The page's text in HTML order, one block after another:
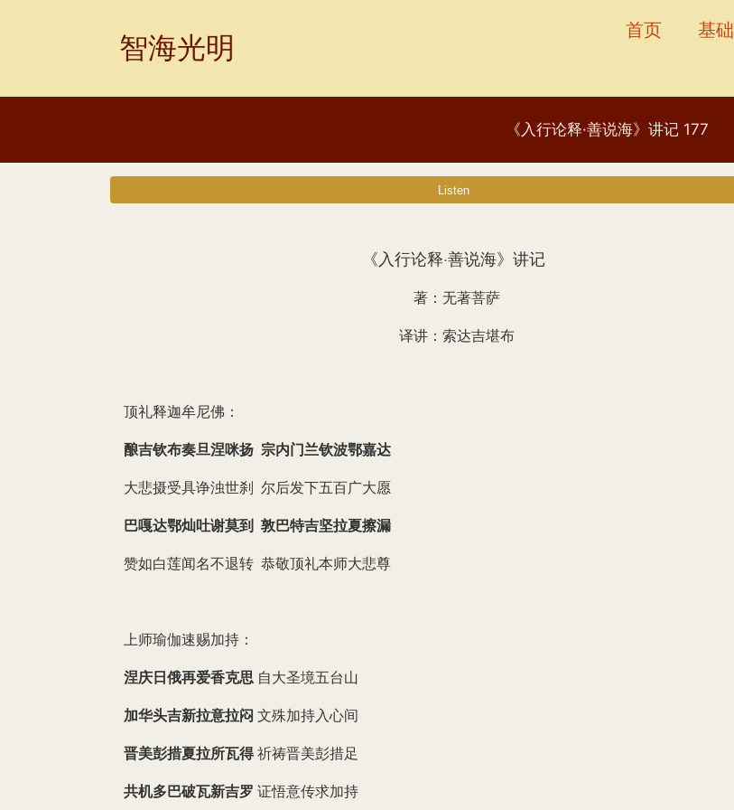
智海光明 首页 基础
《入行论释·善说海》讲记 177
《入行论释·善说海》讲记
著：无著菩萨
译讲：索达吉堪布
顶礼释迦牟尼佛：
酿吉钦布奏旦涅咪扬 宗内门兰钦波鄂嘉达
大悲摄受具诤浊世刹 尔后发下五百广大愿
巴嘎达鄂灿吐谢莫到 敦巴特吉坚拉夏擦漏
赞如白莲闻名不退转 恭敬顶礼本师大悲尊
上师瑜伽速赐加持：
涅庆日俄再爱香克思 自大圣境五台山
加华头吉新拉意拉闷 文殊加持入心间
晋美彭措夏拉所瓦得祈祷晋美彭措足
共机多巴破瓦新吉罗 证悟意传求加持